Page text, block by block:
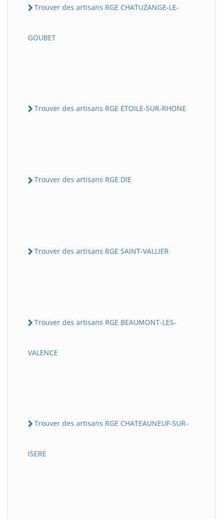
Trouver des artisans RGE CHATUZANGE-LE-
GOUBET
Trouver des artisans RGE ETOILE-SUR-RHONE
Trouver des artisans RGE DIE
Trouver des artisans RGE SAINT-VALLIER
Trouver des artisans RGE BEAUMONT-LES-
VALENCE
Trouver des artisans RGE CHATEAUNEUF-SUR-
ISERE